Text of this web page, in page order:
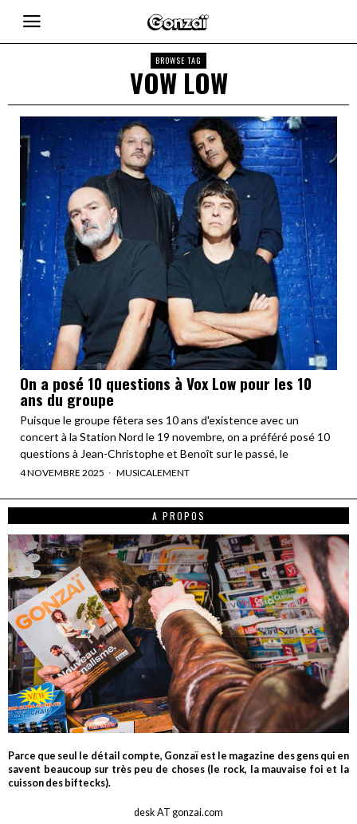
BROWSE TAG
VOW LOW
On a posé 10 questions à Vox Low pour les 10
ans du groupe
Puisque le groupe fêtera ses 10 ans d'existence avec un
concert à la Station Nord le 19 novembre, on a préféré posé 10
questions à Jean-Christophe et Benoît sur le passé, le
4 NOVEMBRE 2025 MUSICALEMENT
A PROPOS
Parce que seul le détail compte, Gonzaï est le magazine des gens qui en
savent beaucoup sur très peu de choses (le rock, la mauvaise foi et la
cuisson des biftecks).
desk AT gonzai.com